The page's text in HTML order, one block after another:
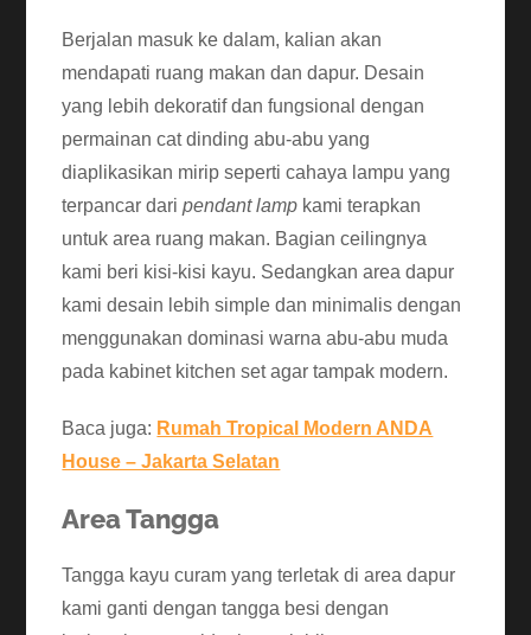
Berjalan masuk ke dalam, kalian akan
mendapati ruang makan dan dapur. Desain
yang lebih dekoratif dan fungsional dengan
permainan cat dinding abu-abu yang
diaplikasikan mirip seperti cahaya lampu yang
terpancar daripendant lamp kami terapkan
untuk area ruang makan. Bagian ceilingnya
kami beri kisi-kisi kayu. Sedangkan area dapur
kami desain lebih simple dan minimalis dengan
menggunakan dominasi warna abu-abu muda
pada kabinet kitchen set agar tampak modern.
Baca juga: Rumah Tropical Modern ANDA
House – Jakarta Selatan
Area Tangga
Tangga kayu curam yang terletak di area dapur
kami ganti dengan tangga besi dengan